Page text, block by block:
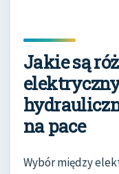
Jakie są
na pace
Wybór między